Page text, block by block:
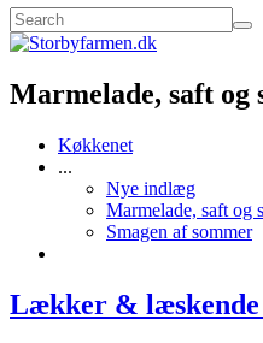
Marmelade, saft og
Køkkenet
...
Nye indlæg
Marmelade, saft og
Smagen af sommer
Lækker &